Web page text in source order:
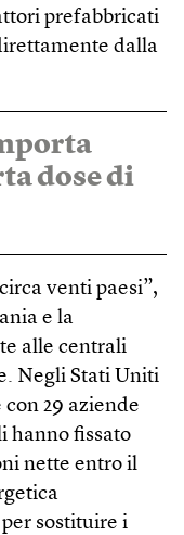
prefabbricati
dalla
dose di
venti paesi”,
e la
alle centrali
Negli Stati Uniti
29 aziende
hanno fissato
nette entro il
sostituire i